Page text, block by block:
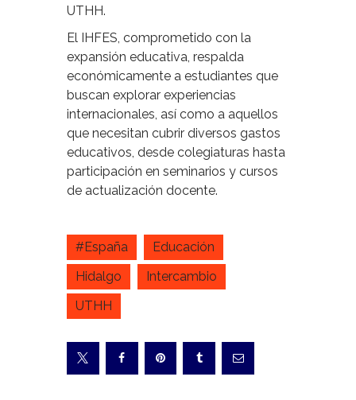
UTHH.
El IHFES, comprometido con la
expansión educativa, respalda
económicamente a estudiantes que
buscan explorar experiencias
internacionales, así como a aquellos
que necesitan cubrir diversos gastos
educativos, desde colegiaturas hasta
participación en seminarios y cursos
de actualización docente.
#España
Educación
Hidalgo
Intercambio
UTHH